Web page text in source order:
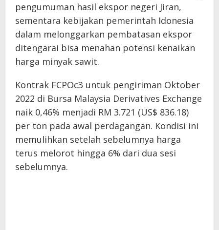
pengumuman hasil ekspor negeri Jiran,
sementara kebijakan pemerintah Idonesia
dalam melonggarkan pembatasan ekspor
ditengarai bisa menahan potensi kenaikan
harga minyak sawit.
Kontrak FCPOc3 untuk pengiriman Oktober
2022 di Bursa Malaysia Derivatives Exchange
naik 0,46% menjadi RM 3.721 (US$ 836.18)
per ton pada awal perdagangan. Kondisi ini
memulihkan setelah sebelumnya harga
terus melorot hingga 6% dari dua sesi
sebelumnya.